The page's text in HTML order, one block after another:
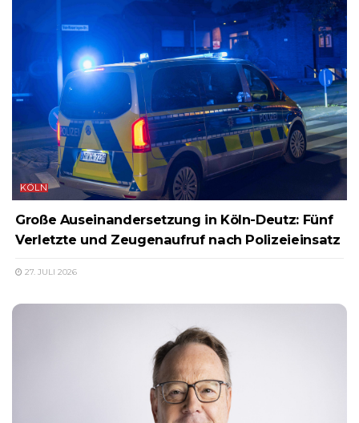
KÖLN
Große Auseinandersetzung in Köln-Deutz: Fünf
Verletzte und Zeugenaufruf nach Polizeieinsatz
27. JULI 2026